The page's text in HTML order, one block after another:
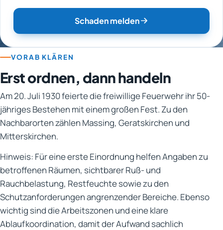
Schaden melden
VORAB KLÄREN
Erst ordnen, dann handeln
Am 20. Juli 1930 feierte die freiwillige Feuerwehr ihr 50-
jähriges Bestehen mit einem großen Fest. Zu den
Nachbarorten zählen Massing, Geratskirchen und
Mitterskirchen.
Hinweis: Für eine erste Einordnung helfen Angaben zu
betroffenen Räumen, sichtbarer Ruß- und
Rauchbelastung, Restfeuchte sowie zu den
Schutzanforderungen angrenzender Bereiche. Ebenso
wichtig sind die Arbeitszonen und eine klare
Ablaufkoordination, damit der Aufwand sachlich